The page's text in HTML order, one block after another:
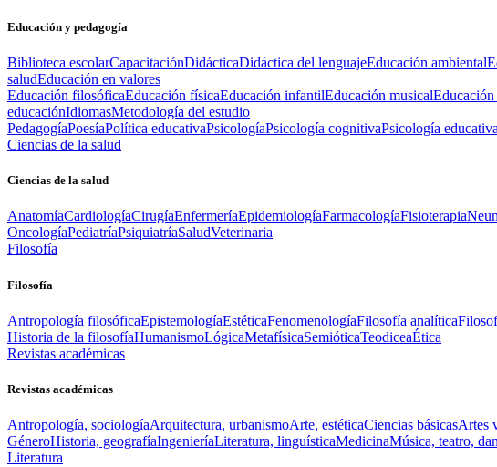
Educación y pedagogía
Biblioteca escolarCapacitaciónDidácticaDidáctica del lenguajeEducación ambiental
saludEducación en valores
Educación filosóficaEducación físicaEducación infantilEducación musicalEducación
educaciónIdiomasMetodología del estudio
PedagogíaPoesíaPolítica educativaPsicologíaPsicología cognitivaPsicología educativa
Ciencias de la salud
Ciencias de la salud
AnatomíaCardiologíaCirugíaEnfermeríaEpidemiologíaFarmacologíaFisioterapia
OncologíaPediatríaPsiquiatríaSaludVeterinaria
Filosofía
Filosofía
Antropología filosóficaEpistemologíaEstéticaFenomenologíaFilosofía analítica
Historia de la filosofíaHumanismoLógicaMetafísicaSemióticaTeodiceaÉtica
Revistas académicas
Revistas académicas
Antropología, sociologíaArquitectura, urbanismoArte, estéticaCiencias básicasArtes
GéneroHistoria, geografíaIngenieríaLiteratura, linguísticaMedicinaMúsica, teatro,
Literatura